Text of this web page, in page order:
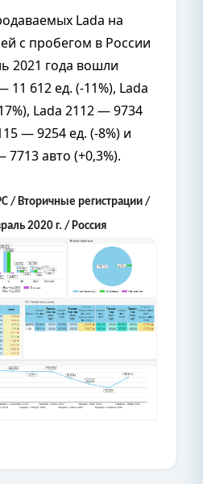
Lada на
с пробегом в России
2021 года вошли
11 612 ед. (-11%), Lada
Lada 2112 — 9734
— 9254 ед. (-8%) и
авто (+0,3%).
/ Вторичные регистрации /
2020 г. / Россия